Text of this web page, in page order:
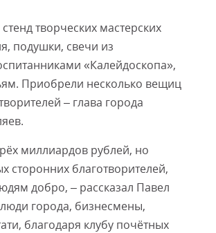
творческих мастерских
подушки, свечи из
«Калейдоскопа»,
Приобрели несколько вещиц
– глава города
миллиардов рублей, но
сторонних благотворителей,
добро, – рассказал Павел
города, бизнесмены,
благодаря клубу почётных